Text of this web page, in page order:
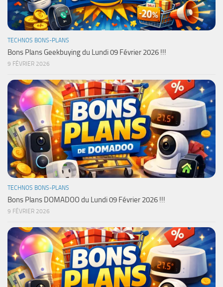
TECHNOS BONS-PLANS
Bons Plans Geekbuying du Lundi 09 Février 2026 !!!
9 FÉVRIER 2026
TECHNOS BONS-PLANS
Bons Plans DOMADOO du Lundi 09 Février 2026 !!!
9 FÉVRIER 2026